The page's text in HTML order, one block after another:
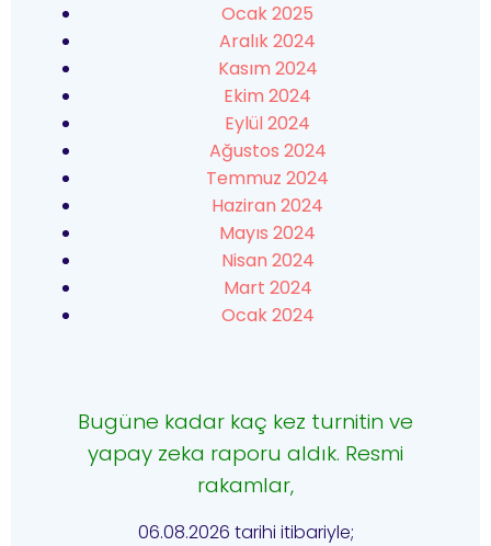
Ocak 2025
Aralık 2024
Kasım 2024
Ekim 2024
Eylül 2024
Ağustos 2024
Temmuz 2024
Haziran 2024
Mayıs 2024
Nisan 2024
Mart 2024
Ocak 2024
Bugüne kadar kaç kez turnitin ve
yapay zeka raporu aldık. Resmi
rakamlar,
06.08.2026 tarihi itibariyle;